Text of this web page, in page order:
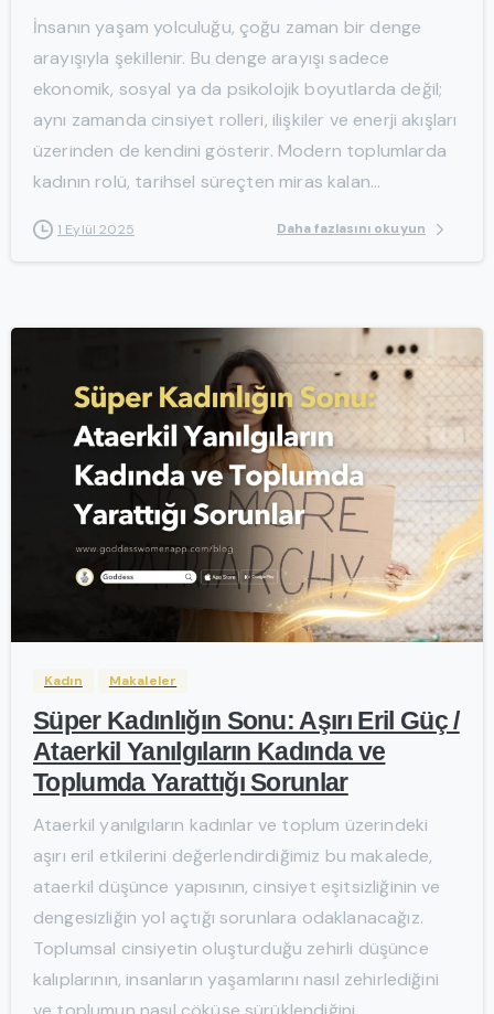
İnsanın yaşam yolculuğu, çoğu zaman bir denge
arayışıyla şekillenir. Bu denge arayışı sadece
ekonomik, sosyal ya da psikolojik boyutlarda değil;
aynı zamanda cinsiyet rolleri, ilişkiler ve enerji akışları
üzerinden de kendini gösterir. Modern toplumlarda
kadının rolü, tarihsel süreçten miras kalan...
1 Eylül 2025 Daha fazlasını okuyun
-
Kadın Makaleler
Süper Kadınlığın Sonu: Aşırı Eril Güç /
Ataerkil Yanılgıların Kadında ve
Toplumda Yarattığı Sorunlar
Ataerkil yanılgıların kadınlar ve toplum üzerindeki
aşırı eril etkilerini değerlendirdiğimiz bu makalede,
ataerkil düşünce yapısının, cinsiyet eşitsizliğinin ve
dengesizliğin yol açtığı sorunlara odaklanacağız.
Toplumsal cinsiyetin oluşturduğu zehirli düşünce
kalıplarının, insanların yaşamlarını nasıl zehirlediğini